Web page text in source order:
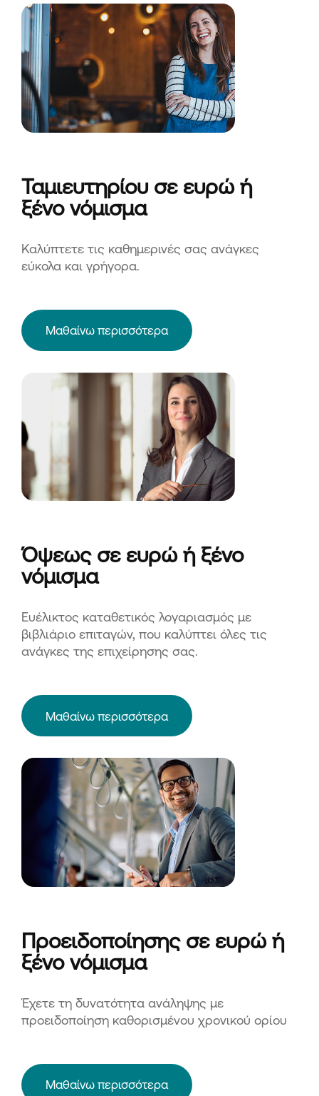
Ταμιευτηρίου σε ευρώ ή
ξένο νόμισμα
Καλύπτετε τις καθημερινές σας ανάγκες
εύκολα και γρήγορα.
Μαθαίνω περισσότερα
Όψεως σε ευρώ ή ξένο
νόμισμα
Ευέλικτος καταθετικός λογαριασμός με
βιβλιάριο επιταγών, που καλύπτει όλες τις
ανάγκες της επιχείρησης σας.
Μαθαίνω περισσότερα
Προειδοποίησης σε ευρώ ή
ξένο νόμισμα
Έχετε τη δυνατότητα ανάληψης με
προειδοποίηση καθορισμένου χρονικού ορίου
Μαθαίνω περισσότερα